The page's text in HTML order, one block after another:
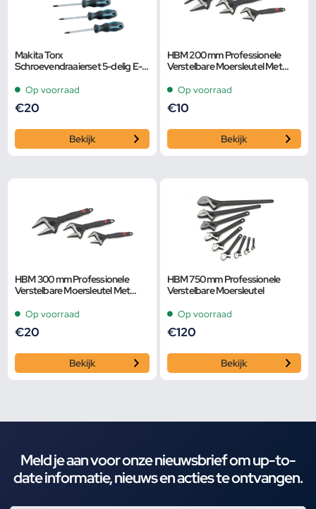
Makita Torx
Schroevendraaierset 5-delig E-
Op voorraad
€20
Bekijk
HBM 200 mm Professionele
Verstelbare Moersleutel Met
Smalle Bek
Op voorraad
€10
Bekijk
HBM 300 mm Professionele
Verstelbare Moersleutel Met
Smalle Bek
Op voorraad
€20
Bekijk
HBM 750 mm Professionele
Verstelbare Moersleutel
Op voorraad
€120
Bekijk
Meld je aan voor onze nieuwsbrief om up-to-
date informatie, nieuws en acties te ontvangen.